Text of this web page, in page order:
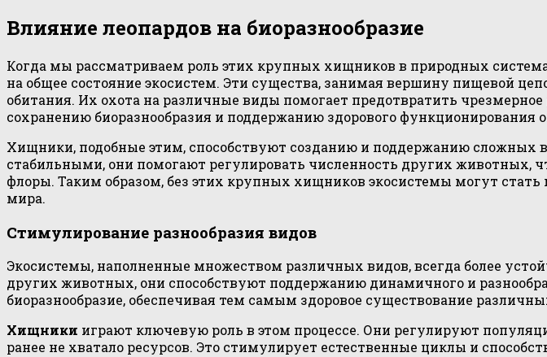
Влияние леопардов на биоразнообразие
Когда мы рассматриваем роль этих крупных хищников в природных
на общее состояние экосистем. Эти существа, занимая вершину пищевой
обитания. Их охота на различные виды помогает предотвратить
сохранению биоразнообразия и поддержанию здорового
Хищники, подобные этим, способствуют созданию и поддержанию
стабильными, они помогают регулировать численность других животных,
флоры. Таким образом, без этих крупных хищников экосистемы могут
мира.
Стимулирование разнообразия видов
Экосистемы, наполненные множеством различных видов, всегда более
других животных, они способствуют поддержанию динамичного и
биоразнообразие, обеспечивая тем самым здоровое существование
Хищники играют ключевую роль в этом процессе. Они регулируют
ранее не хватало ресурсов. Это стимулирует естественные циклы и